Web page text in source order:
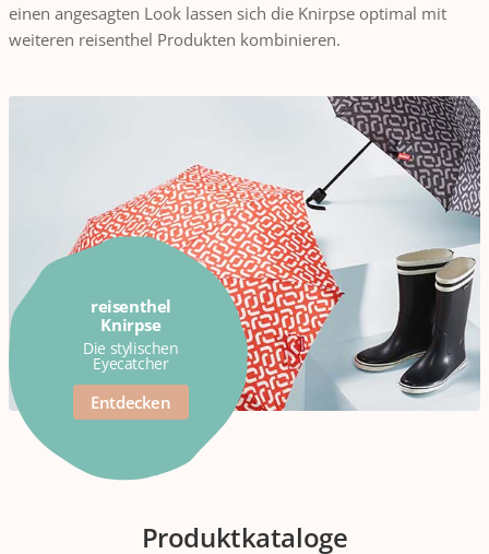
einen angesagten Look lassen sich die Knirpse optimal mit
weiteren reisenthel Produkten kombinieren.
reisenthel
Knirpse
Die stylischen
Eyecatcher
Entdecken
Produktkataloge